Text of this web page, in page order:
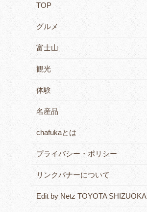
TOP
グルメ
富士山
観光
体験
名産品
chafukaとは
プライバシー・ポリシー
リンクバナーについて
Edit by Netz TOYOTA SHIZUOKA